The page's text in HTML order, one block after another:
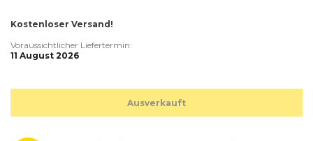
Kostenloser Versand!
Voraussichtlicher Liefertermin:
11 August 2026
Ausverkauft